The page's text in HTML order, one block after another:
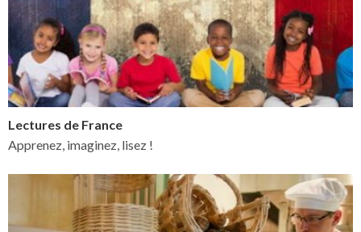
Lectures de France
Apprenez, imaginez, lisez !